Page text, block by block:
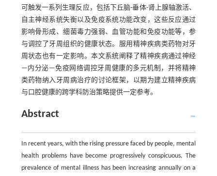
可触发一系列生理反应，包括下丘脑-垂体-肾上腺轴激活、
自主神经系统失衡以及免疫系统功能改变，这些反应通过
影响骨形成、细菌毒力强弱、血管功能和免疫功能等，参
与调控了牙周组织的健康状态。服用精神疾病类药物对牙
周状态也有一定影响。本文系统阐释了精神疾病通过神经
—内分泌—免疫网络调控牙周健康的多元机制，并将精神
类药物纳入牙周病治疗的讨论框架，以期为建立精神疾病
与口腔健康的跨学科防治策略提供一定参考。
Abstract
In recent years, with the rising pressure faced by people, mental
health problems have become progressively conspicuous. The
prevalence of mental illness has been increasing annually on a